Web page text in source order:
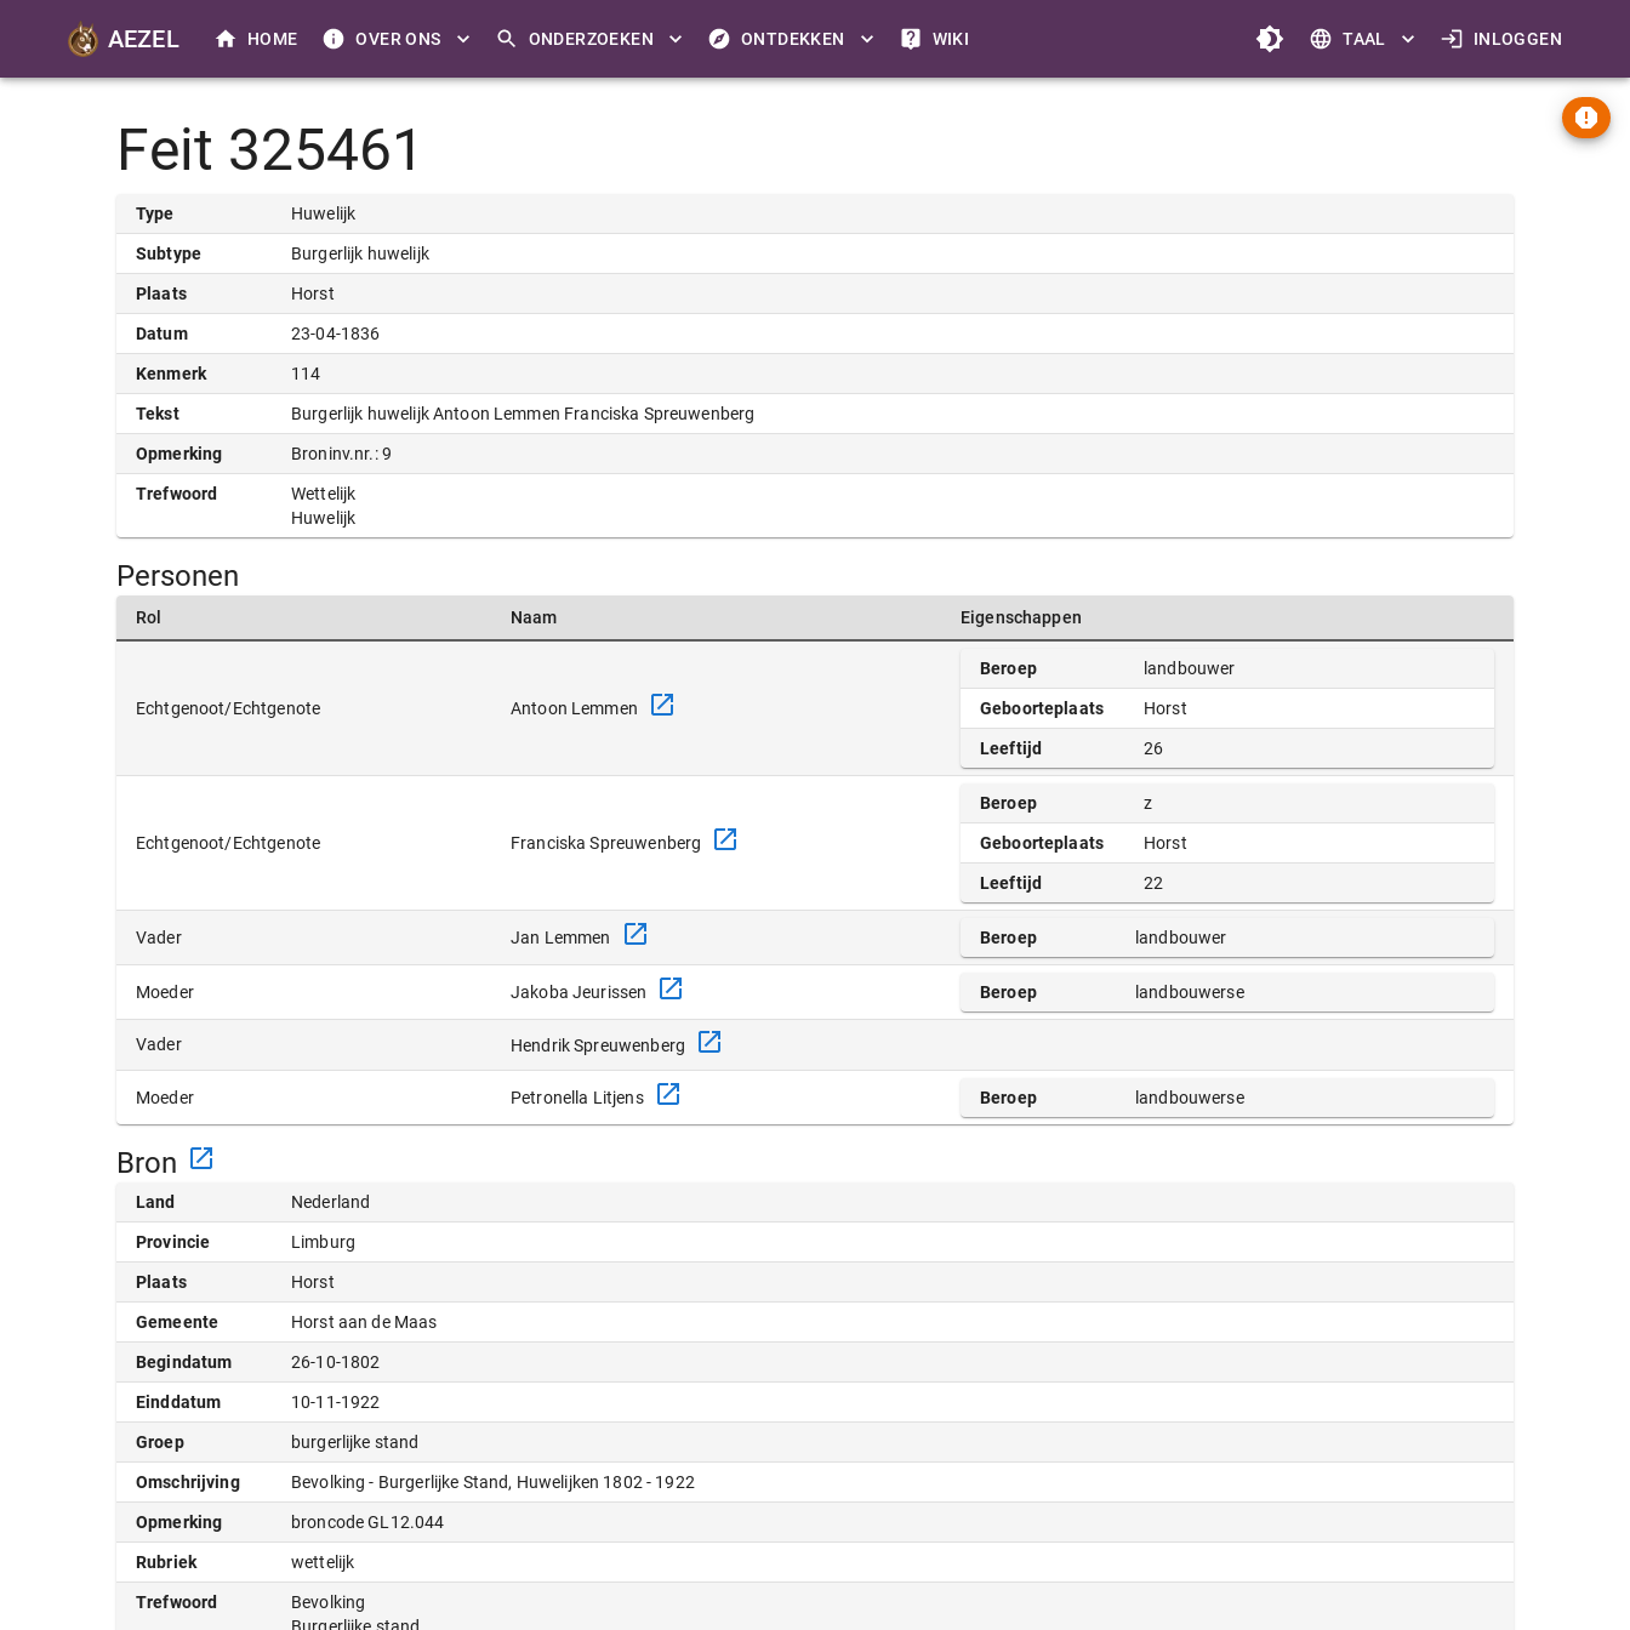
AEZEL HOME OVER ONS ONDERZOEKEN ONTDEKKEN WIKI TAAL INLOGGEN
Feit 325461
Type Huwelijk
Subtype Burgerlijk huwelijk
Plaats Horst
Datum 23-04-1836
Kenmerk 114
Tekst Burgerlijk huwelijk Antoon Lemmen Franciska Spreuwenberg
Opmerking Broninv.nr.: 9
Trefwoord
Wettelijk
Huwelijk
Personen
Rol Naam Eigenschappen
Echtgenoot/Echtgenote Antoon Lemmen
Beroep landbouwer
Geboorteplaats Horst
Leeftijd 26
Echtgenoot/Echtgenote Franciska Spreuwenberg
Beroep z
Geboorteplaats Horst
Leeftijd 22
Vader Jan Lemmen Beroep landbouwer
Moeder Jakoba Jeurissen Beroep landbouwerse
Vader Hendrik Spreuwenberg
Moeder Petronella Litjens Beroep landbouwerse
Bron
Land Nederland
Provincie Limburg
Plaats Horst
Gemeente Horst aan de Maas
Begindatum 26-10-1802
Einddatum 10-11-1922
Groep burgerlijke stand
Omschrijving Bevolking - Burgerlijke Stand, Huwelijken 1802 - 1922
Opmerking broncode GL12.044
Rubriek wettelijk
Trefwoord
Bevolking